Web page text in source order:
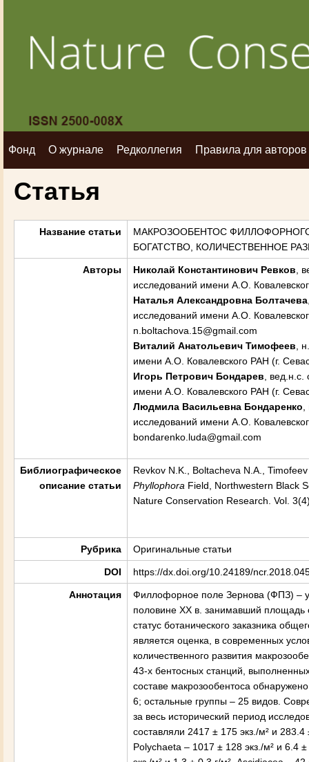
Фонд О журнале Редколлегия Правила для авторов
Статья
Название статьи
МАКРОЗООБЕНТОС
БОГАТСТВО, КОЛИЧЕСТВЕННОЕ
Авторы Николай Константинович Ревков ,
исследований имени А.О.
Наталья Александровна Болтачева
исследований имени А.О.
n.boltachova.15@gmail.com
Виталий Анатольевич Тимофеев ,
имени А.О. Ковалевского РАН (г.
Игорь Петрович Бондарев ,
имени А.О. Ковалевского РАН (г.
Людмила Васильевна Бондаренко
исследований имени А.О.
bondarenko.luda@gmail.com
Библиографическое
описание статьи
Revkov N.K., Boltacheva N.A.,
Phyllophora Field, Northwestern Black
Nature Conservation Research. Vol.
Рубрика Оригинальные статьи
DOI https://dx.doi.org/10.24189/
Аннотация
Филлофорное поле Зернова (ФПЗ) –
половине XX в. занимавший площадь
статус ботанического заказника
является оценка, в современных
количественного развития
43-х бентосных станций,
составе макрозообентоса
6; остальные группы – 25 видов.
за весь исторический период
составляли 2417 ± 175 экз./м² и
Polychaeta – 1017 ± 128 экз./м² и 6.4